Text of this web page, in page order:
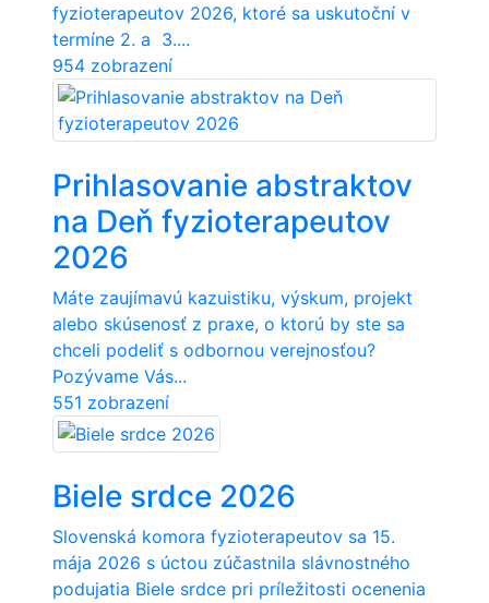
fyzioterapeutov 2026, ktoré sa uskutoční v
termíne 2. a 3....
954 zobrazení
Prihlasovanie abstraktov
na Deň fyzioterapeutov
2026
Máte zaujímavú kazuistiku, výskum, projekt
alebo skúsenosť z praxe, o ktorú by ste sa
chceli podeliť s odbornou verejnosťou?
Pozývame Vás...
551 zobrazení
Biele srdce 2026
Slovenská komora fyzioterapeutov sa 15.
mája 2026 s úctou zúčastnila slávnostného
podujatia Biele srdce pri príležitosti ocenenia